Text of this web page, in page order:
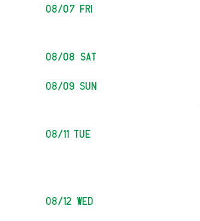
08/07 Fri
08/08 Sat
08/09 Sun
08/11 Tue
08/12 Wed